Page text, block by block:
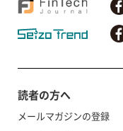
読者の方へ
メールマガジンの登録